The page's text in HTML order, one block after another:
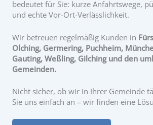
bedeutet für Sie: kurze Anfahrtswege,
und echte Vor-Ort-Verlässlichkeit.
Wir betreuen regelmäßig Kunden in
Olching, Germering, Puchheim,
Gauting, Weßling, Gilching und den
Gemeinden.
Nicht sicher, ob wir in Ihrer Gemeinde
Sie uns einfach an – wir finden eine